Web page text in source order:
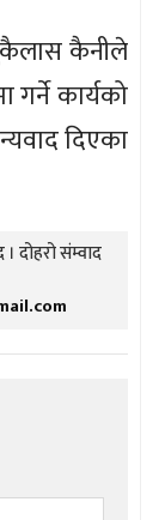
कैनीले
गर्ने कार्यको
दिएका
दोहरो संम्वाद